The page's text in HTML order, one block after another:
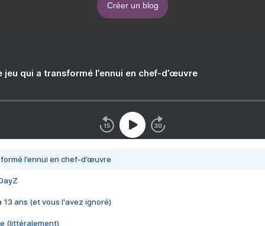
Créer un blog
jeu qui a transformé l’ennui en chef-d’œuvre
l’ennui en chef-d’œuvre
13 ans (et vous l'avez ignoré)
(littéralement)